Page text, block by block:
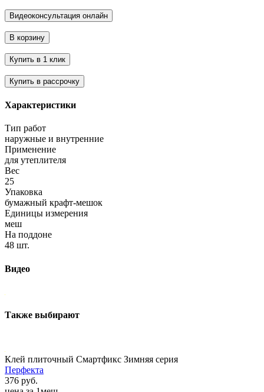
Характеристики
Тип работ
наружные и внутренние
Применение
для утеплителя
Вес
25
Упаковка
бумажный крафт-мешок
Единицы измерения
меш
На поддоне
48 шт.
Видео
Также выбирают
Клей плиточный Смартфикс Зимняя серия
Перфекта
376 руб.